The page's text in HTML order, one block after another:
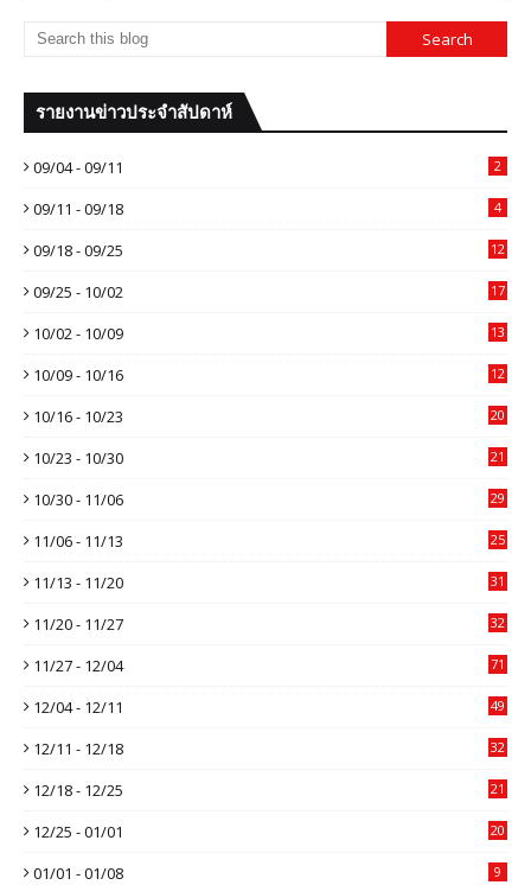
รายงานข่าวประจำสัปดาห์
09/04 - 09/11 2
09/11 - 09/18 4
09/18 - 09/25 12
09/25 - 10/02 17
10/02 - 10/09 13
10/09 - 10/16 12
10/16 - 10/23 20
10/23 - 10/30 21
10/30 - 11/06 29
11/06 - 11/13 25
11/13 - 11/20 31
11/20 - 11/27 32
11/27 - 12/04 71
12/04 - 12/11 49
12/11 - 12/18 32
12/18 - 12/25 21
12/25 - 01/01 20
01/01 - 01/08 9